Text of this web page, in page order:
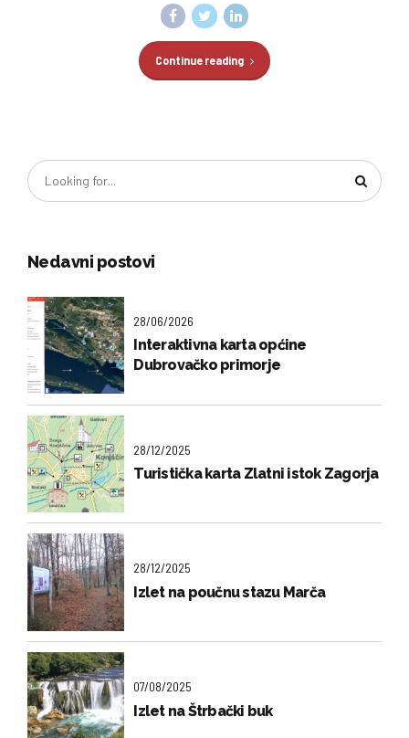
Continue reading
Nedavni postovi
28/06/2026
Interaktivna karta općine
Dubrovačko primorje
28/12/2025
Turistička karta Zlatni istok Zagorja
28/12/2025
Izlet na poučnu stazu Marča
07/08/2025
Izlet na Štrbački buk